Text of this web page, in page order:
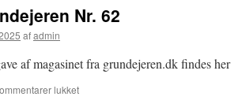
Nr. 62
afadmin
af magasinet fra grundejeren.dk findes her
lukkettil